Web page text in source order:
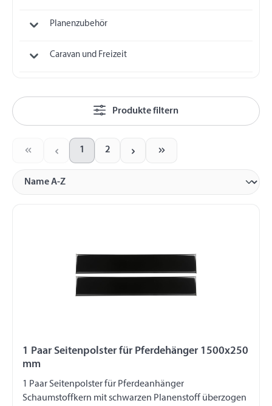
Planenzubehör
Caravan und Freizeit
Produkte filtern
Seite
1 2
1 Paar Seitenpolster für Pferdehänger 1500x250
mm
1 Paar Seitenpolster für Pferdeanhänger
Schaumstoffkern mit schwarzen Planenstoff überzogen